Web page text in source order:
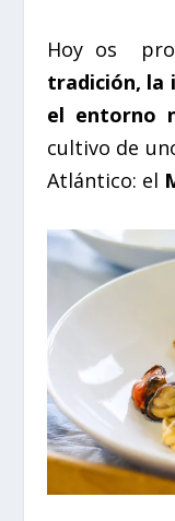
Hoy os
tradición, la
el entorno
cultivo de
Atlántico: el